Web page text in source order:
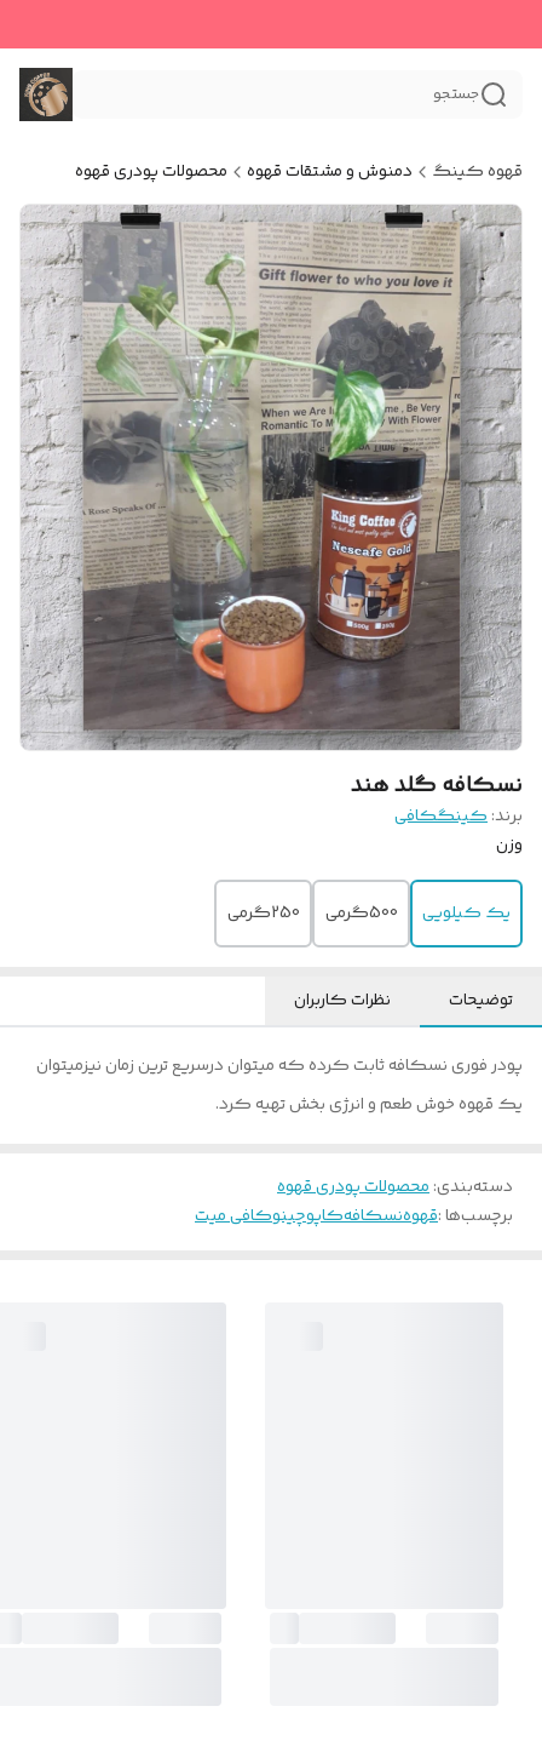
جستجو
قهوه کینگ دمنوش و مشتقات قهوه محصولات پودری قهوه
نسکافه گلد هند
برند:کینگکافی
وزن
یک کیلویی 500گرمی 250گرمی
توضیحات نظرات کاربران
پودر فوری نسکافه ثابت کرده که میتوان درسریع ترین زمان نیزمیتوان
یک قهوه خوش طعم و انرژی بخش تهیه کرد.
دسته‌بندی:محصولات پودری قهوه
برچسب‌ها :قهوهنسکافهکاپوچینوکافی میت